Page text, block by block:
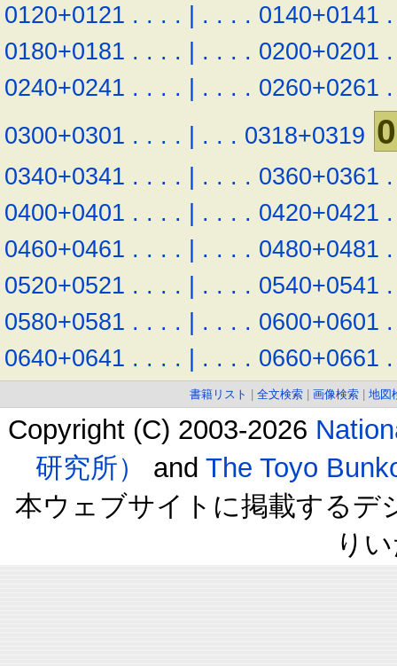
0120+0121 . . . . | . . . . 0140+0141 .
0180+0181 . . . . | . . . . 0200+0201 .
0240+0241 . . . . | . . . . 0260+0261 .
0300+0301 . . . . | . . . 0318+0319
0340+0341 . . . . | . . . . 0360+0361 .
0400+0401 . . . . | . . . . 0420+0421 .
0460+0461 . . . . | . . . . 0480+0481 .
0520+0521 . . . . | . . . . 0540+0541 .
0580+0581 . . . . | . . . . 0600+0601 .
0640+0641 . . . . | . . . . 0660+0661 .
書籍リスト 全文検索 画像検索 地図
Copyright (C) 2003-2026
研究所）
and The Toyo
本ウェブサイトに掲載するデ
り